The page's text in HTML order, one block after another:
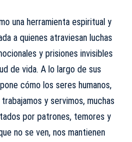
una herramienta espiritual y
a quienes atraviesan luchas
y prisiones invisibles
de vida. A lo largo de sus
cómo los seres humanos,
y servimos, muchas
por patrones, temores y
no se ven, nos mantienen